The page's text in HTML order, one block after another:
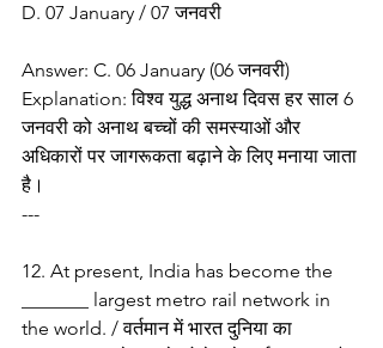
D. 07 January / 07 जनवरी
Answer: C. 06 January (06 जनवरी)
Explanation: विश्व युद्ध अनाथ दिवस हर साल 6
जनवरी को अनाथ बच्चों की समस्याओं और
अधिकारों पर जागरूकता बढ़ाने के लिए मनाया जाता
है।
---
12. At present, India has become the
_______ largest metro rail network in
the world. / वर्तमान में भारत दुनिया का